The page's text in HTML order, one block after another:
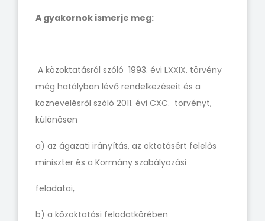
A gyakornok ismerje meg:
A közoktatásról szóló 1993. évi LXXIX. törvény
még hatályban lévő rendelkezéseit és a
köznevelésről szóló 2011. évi CXC. törvényt,
különösen
a) az ágazati irányítás, az oktatásért felelős
miniszter és a Kormány szabályozási
feladatai,
b) a közoktatási feladatkörében